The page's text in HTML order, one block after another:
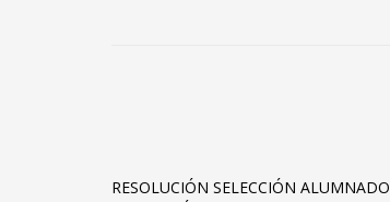
RESOLUCIÓN SELECCIÓN ALUMNADO